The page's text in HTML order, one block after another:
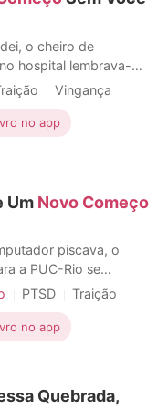
segunda
o cheiro de
hospital lembrava-me
de sofrer. O
disse
marido, estava
mostra
Vingança
Divórcio
no app
Um Novo Começo
piscava, o
a PUC-Rio se
meu mouse tremia por
um tesouro, agora
PTSD
Traição
Local de trabalho
no app
Quebrada,